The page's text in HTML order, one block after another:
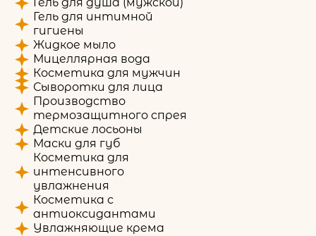
Гель для интимной
гигиены
Жидкое мыло
Мицеллярная вода
Косметика для мужчин
Сыворотки для лица
Производство
термозащитного спрея
Детские лосьоны
Маски для губ
Косметика для
интенсивного
увлажнения
Косметика с
антиоксидантами
Увлажняющие крема